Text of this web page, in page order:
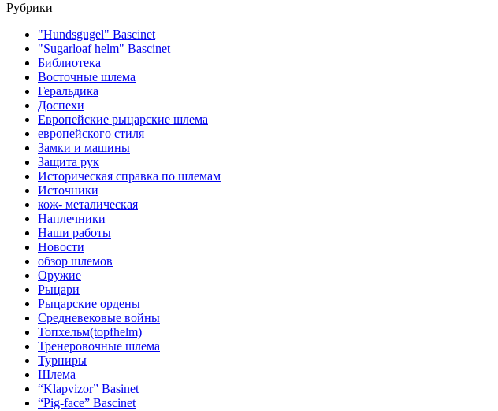
Рубрики
"Hundsgugel" Bascinet
"Sugarloaf helm" Bascinet
Библиотека
Восточные шлема
Геральдика
Доспехи
Европейские рыцарские шлема
европейского стиля
Замки и машины
Защита рук
Историческая справка по шлемам
Источники
кож- металическая
Наплечники
Наши работы
Новости
обзор шлемов
Оружие
Рыцари
Рыцарские ордены
Средневековые войны
Топхельм(topfhelm)
Тренеровочные шлема
Турниры
Шлема
“Klapvizor” Basinet
“Pig-face” Bascinet